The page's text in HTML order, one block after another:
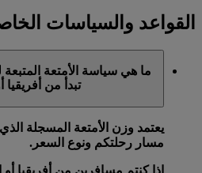
القواعد والسياسات
ما هي سياسة الأمتعة
تبدأ من أفريقيا
يعتمد وزن الأمتعة المسجلة
مسار رحلتكم ونوع السعر.
إذا كنتم مسافرين من أفريقيا